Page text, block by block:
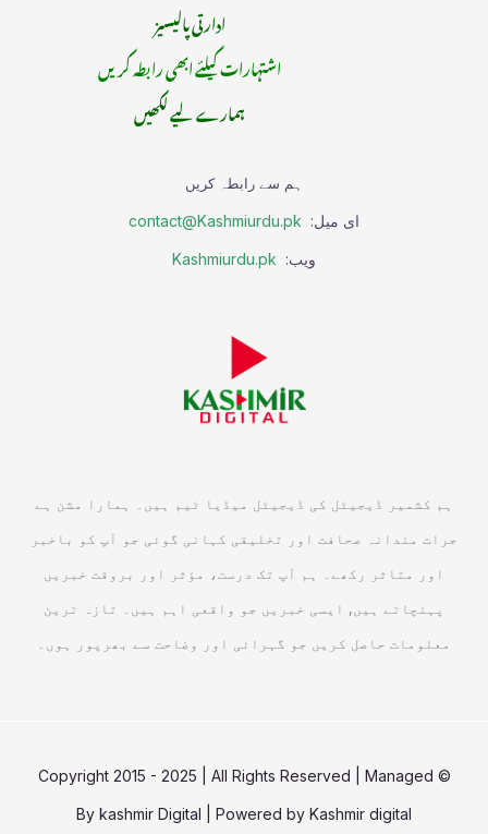
ادارتی پالیسیز
اشتہارات کیلئے ابھی رابطہ کریں
ہمارے لیے لکھیں
ہم سے رابطہ کریں
ای میل: contact@Kashmiurdu.pk
ویب: Kashmiurdu.pk
ہم کشمیر ڈیجیٹل کی ڈیجیٹل میڈیا ٹیم ہیں۔ ہمارا مشن ہے
جرات مندانہ صحافت اور تخلیقی کہانی گوئی جو آپ کو باخبر
اور متاثر رکھے۔ ہم آپ تک درست، مؤثر اور بروقت خبریں
پہنچاتے ہیں, ایسی خبریں جو واقعی اہم ہیں۔ تازہ ترین
معلومات حاصل کریں جو گہرائی اور وضاحت سے بھرپور ہوں۔
© Copyright 2015 - 2025 | All Rights Reserved | Managed
By kashmir Digital | Powered by Kashmir digital